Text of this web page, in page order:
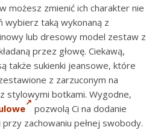
możesz zmienić ich charakter nie
wybierz taką wykonaną z
lub dresowy model zestaw z
przez głowę. Ciekawą,
także sukienki jeansowe, które
z zarzuconym na
stylowymi botkami. Wygodne,
pozwolą Ci na dodanie
zachowaniu pełnej swobody.